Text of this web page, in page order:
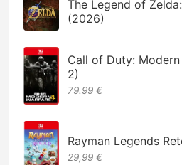
The Legend of
(2026)
Call of Duty:
2)
79.99 €
Rayman Legends
29,99 €